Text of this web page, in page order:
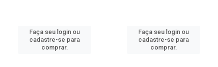
Faça seu login ou
cadastre-se para
comprar.
Faça seu login ou
cadastre-se para
comprar.